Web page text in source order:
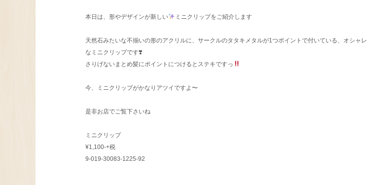
本日は、形やデザインが新しい ミニクリップをご紹介します
天然石みたいな不揃いの形のアクリルに、サークルのタタキメタルが1つポイントで付いている、オシャレ
なミニクリップです❣️
さりげないまとめ髪にポイントにつけるとステキですっ
今、ミニクリップがかなりアツイですよ〜
是非お店でご覧下さいね
ミニクリップ
¥1,100-+税
9-019-30083-1225-92